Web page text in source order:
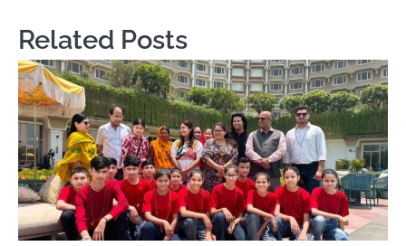
Related Posts